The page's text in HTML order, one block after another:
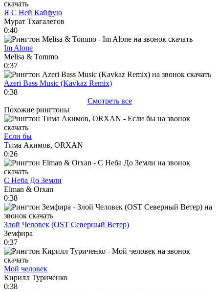
Я С Ней Кайфую
Мурат Тхагалегов
0:40
Im Alone
Melisa & Tommo
0:37
Azeri Bass Music (Kavkaz Remix)
0:38
Смотреть все
Похожие рингтоны
Если бы
Тима Акимов, ORXAN
0:26
С Неба До Земли
Elman & Orxan
0:38
Злой Человек (OST Северный Ветер)
Земфира
0:37
Мой человек
Кирилл Туриченко
0:38